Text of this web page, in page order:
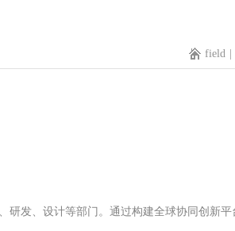
field
研发、设计等部门。通过构建全球协同创新平